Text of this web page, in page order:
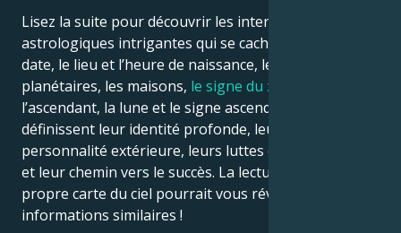
Lisez la suite pour découvrir les interprétations
astrologiques intrigantes qui se cachent derrière la
date, le lieu et l’heure de naissance, les positions
planétaires, les maisons, le signe du zodiaque
l’ascendant, la lune et le signe ascendant – qui
définissent leur identité profonde, leur ego, leur
personnalité extérieure, leurs luttes émotionnelles
et leur chemin vers le succès. La lecture de votre
propre carte du ciel pourrait vous révéler des
informations similaires !